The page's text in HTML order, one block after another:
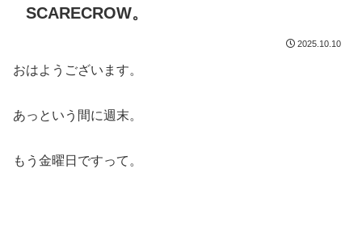
SCARECROW。
2025.10.10
おはようございます。
あっという間に週末。
もう金曜日ですって。